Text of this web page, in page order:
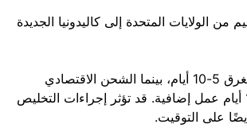
من الولايات المتحدة إلى كاليدونيا الجديدة
الشحن السريع يستغرق 5-10 أيام، بينما الشحن الاقتصادي
أطول بحوالي 5-10 أيام عمل إضافية. قد تؤثر إجراءات التخليص
على التوقيت.